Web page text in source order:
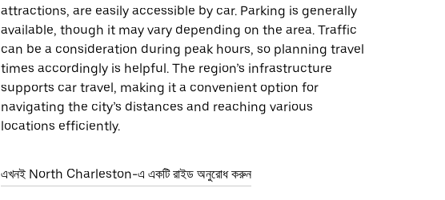
attractions, are easily accessible by car. Parking is generally
available, though it may vary depending on the area. Traffic
can be a consideration during peak hours, so planning travel
times accordingly is helpful. The region’s infrastructure
supports car travel, making it a convenient option for
navigating the city’s distances and reaching various
locations efficiently.
এখনই North Charleston-এ একটি রাইড অনুরোধ করুন